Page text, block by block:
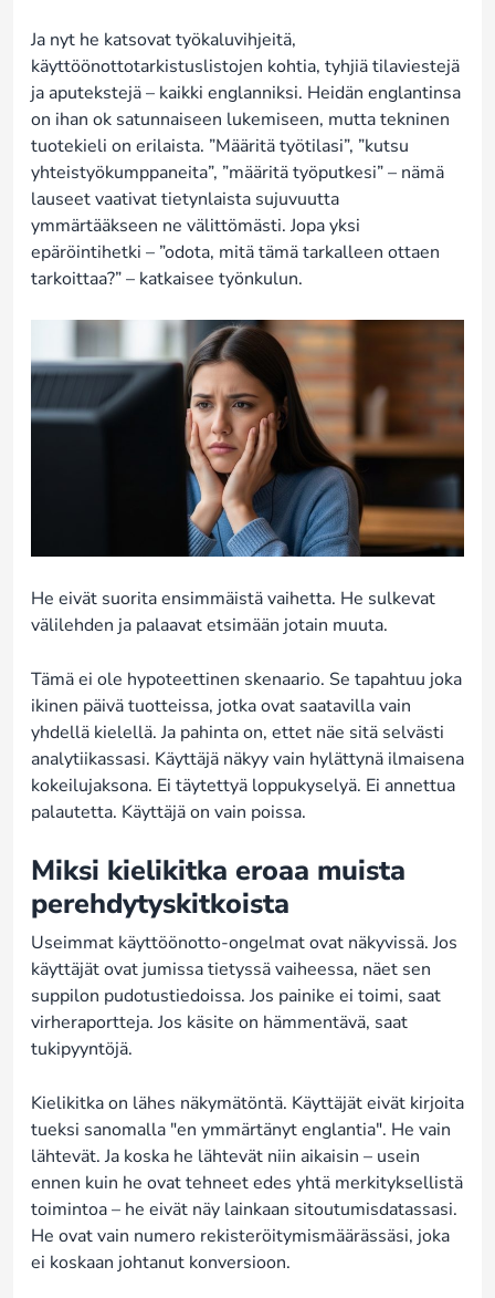
Ja nyt he katsovat työkaluvihjeitä,
käyttöönottotarkistuslistojen kohtia, tyhjiä tilaviestejä
ja aputekstejä – kaikki englanniksi. Heidän englantinsa
on ihan ok satunnaiseen lukemiseen, mutta tekninen
tuotekieli on erilaista. ”Määritä työtilasi”, ”kutsu
yhteistyökumppaneita”, ”määritä työputkesi” – nämä
lauseet vaativat tietynlaista sujuvuutta
ymmärtääkseen ne välittömästi. Jopa yksi
epäröintihetki – ”odota, mitä tämä tarkalleen ottaen
tarkoittaa?” – katkaisee työnkulun.
He eivät suorita ensimmäistä vaihetta. He sulkevat
välilehden ja palaavat etsimään jotain muuta.
Tämä ei ole hypoteettinen skenaario. Se tapahtuu joka
ikinen päivä tuotteissa, jotka ovat saatavilla vain
yhdellä kielellä. Ja pahinta on, ettet näe sitä selvästi
analytiikassasi. Käyttäjä näkyy vain hylättynä ilmaisena
kokeilujaksona. Ei täytettyä loppukyselyä. Ei annettua
palautetta. Käyttäjä on vain poissa.
Miksi kielikitka eroaa muista
perehdytyskitkoista
Useimmat käyttöönotto-ongelmat ovat näkyvissä. Jos
käyttäjät ovat jumissa tietyssä vaiheessa, näet sen
suppilon pudotustiedoissa. Jos painike ei toimi, saat
virheraportteja. Jos käsite on hämmentävä, saat
tukipyyntöjä.
Kielikitka on lähes näkymätöntä. Käyttäjät eivät kirjoita
tueksi sanomalla "en ymmärtänyt englantia". He vain
lähtevät. Ja koska he lähtevät niin aikaisin – usein
ennen kuin he ovat tehneet edes yhtä merkityksellistä
toimintoa – he eivät näy lainkaan sitoutumisdatassasi.
He ovat vain numero rekisteröitymismäärässäsi, joka
ei koskaan johtanut konversioon.